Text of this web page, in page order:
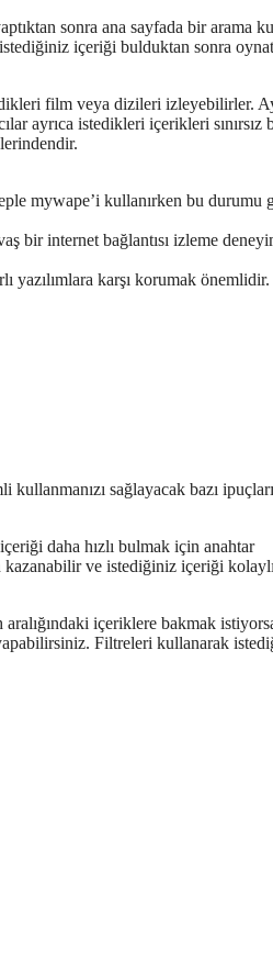
sonra ana sayfada bir arama
içeriği bulduktan sonra oynat
film veya dizileri izleyebilirler.
ayrıca istedikleri içerikleri sınırsız
mywape’i kullanırken bu durumu
bir internet bağlantısı izleme
yazılımlara karşı korumak önemlidir.
sağlayacak bazı
daha hızlı bulmak için anahtar
ve istediğiniz içeriği
içeriklere bakmak
Filtreleri kullanarak